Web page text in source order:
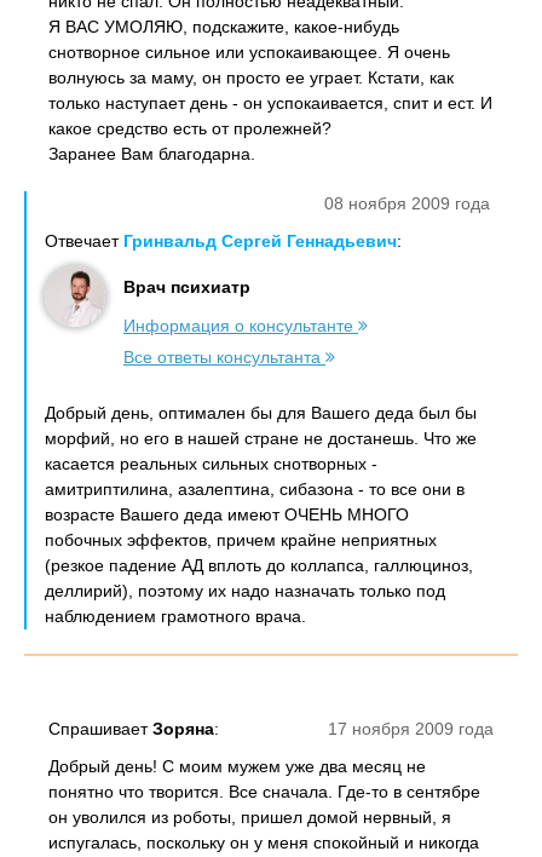
Я ВАС УМОЛЯЮ, подскажите, какое-нибудь
снотворное сильное или успокаивающее. Я очень
волнуюсь за маму, он просто ее уграет. Кстати, как
только наступает день - он успокаивается, спит и ест. И
какое средство есть от пролежней?
Заранее Вам благодарна.
08 ноября 2009 года
Отвечает Гринвальд Сергей Геннадьевич:
Врач психиатр
Информация о консультанте
Все ответы консультанта
Добрый день, оптимален бы для Вашего деда был бы
морфий, но его в нашей стране не достанешь. Что же
касается реальных сильных снотворных -
амитриптилина, азалептина, сибазона - то все они в
возрасте Вашего деда имеют ОЧЕНЬ МНОГО
побочных эффектов, причем крайне неприятных
(резкое падение АД вплоть до коллапса, галлюциноз,
деллирий), поэтому их надо назначать только под
наблюдением грамотного врача.
17 ноября 2009 года
СпрашиваетЗоряна:
Добрый день! С моим мужем уже два месяц не
понятно что творится. Все сначала. Где-то в сентябре
он уволился из роботы, пришел домой нервный, я
испугалась, поскольку он у меня спокойный и никогда